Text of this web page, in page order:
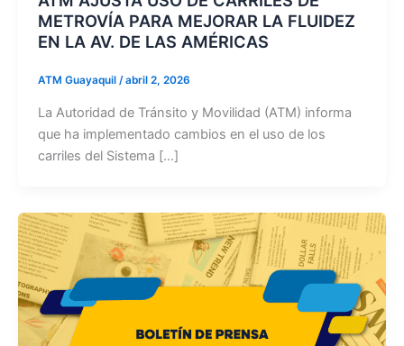
METROVÍA PARA MEJORAR LA FLUIDEZ
EN LA AV. DE LAS AMÉRICAS
ATM Guayaquil /abril 2, 2026
La Autoridad de Tránsito y Movilidad (ATM) informa
que ha implementado cambios en el uso de los
carriles del Sistema […]